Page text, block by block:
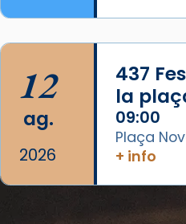
papa-viaje-
Photo
View on Facebook ·
12
ag.
2026
437
la
09:00
Plaça
+ info